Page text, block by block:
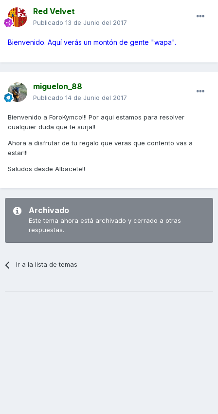
Red Velvet
Publicado 13 de Junio del 2017
Bienvenido. Aquí verás un montón de gente "wapa".
miguelon_88
Publicado 14 de Junio del 2017
Bienvenido a ForoKymco!!! Por aqui estamos para resolver
cualquier duda que te surja!!
Ahora a disfrutar de tu regalo que veras que contento vas a
estar!!!
Saludos desde Albacete!!
Archivado
Este tema ahora está archivado y cerrado a otras
respuestas.
Ir a la lista de temas